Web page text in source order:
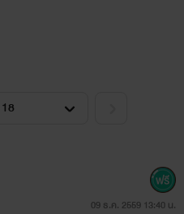
09 ธ.ค. 2559 13:40 น.